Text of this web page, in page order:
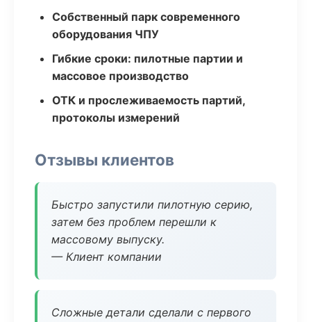
Собственный парк современного
оборудования ЧПУ
Гибкие сроки: пилотные партии и
массовое производство
ОТК и прослеживаемость партий,
протоколы измерений
Отзывы клиентов
Быстро запустили пилотную серию,
затем без проблем перешли к
массовому выпуску.
— Клиент компании
Сложные детали сделали с первого